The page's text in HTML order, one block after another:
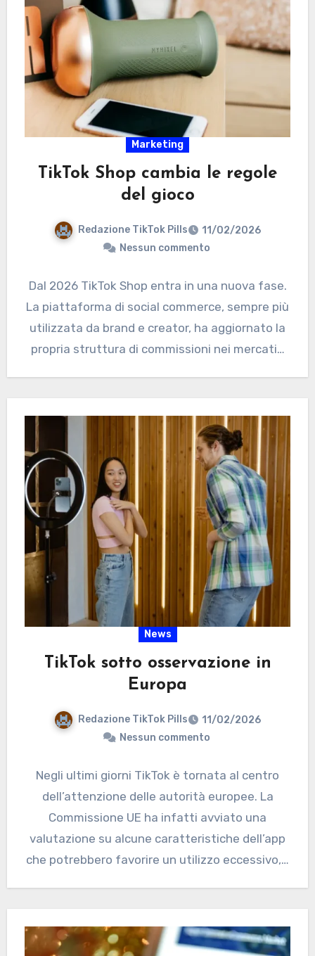
Marketing
TikTok Shop cambia le regole
del gioco
Redazione TikTok Pills
11/02/2026
Nessun commento
Dal 2026 TikTok Shop entra in una nuova fase.
La piattaforma di social commerce, sempre più
utilizzata da brand e creator, ha aggiornato la
propria struttura di commissioni nei mercati…
News
TikTok sotto osservazione in
Europa
Redazione TikTok Pills
11/02/2026
Nessun commento
Negli ultimi giorni TikTok è tornata al centro
dell’attenzione delle autorità europee. La
Commissione UE ha infatti avviato una
valutazione su alcune caratteristiche dell’app
che potrebbero favorire un utilizzo eccessivo,…